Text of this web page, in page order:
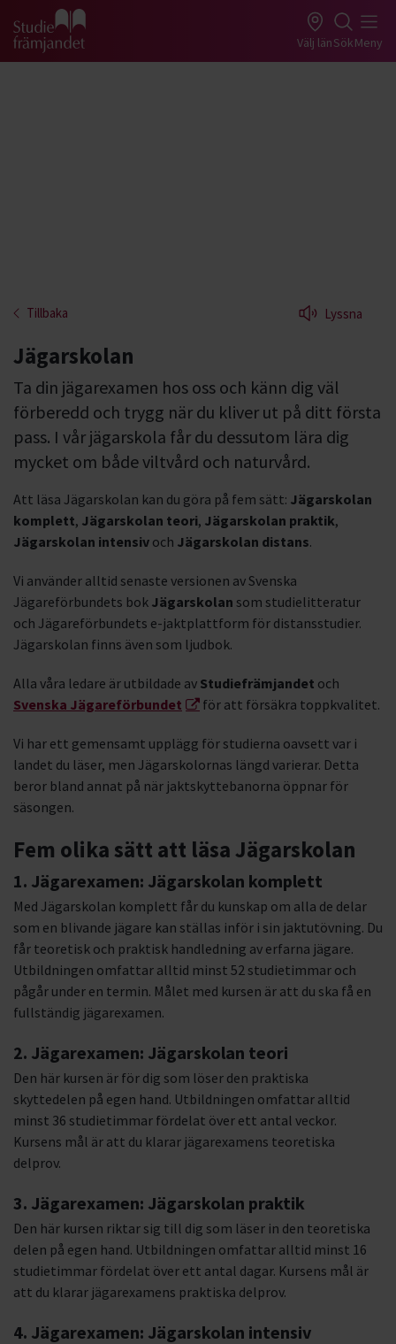
Gå till studiefrämjandets startsida Välj länSökMeny
Tillbaka Lyssna
Jägarskolan
Ta din jägarexamen hos oss och känn dig väl
förberedd och trygg när du kliver ut på ditt första
pass. I vår jägarskola får du dessutom lära dig
mycket om både viltvård och naturvård.
Att läsa Jägarskolan kan du göra på fem sätt: Jägarskolan
komplett, Jägarskolan teori, Jägarskolan praktik,
Jägarskolan intensiv och Jägarskolan distans.
Vi använder alltid senaste versionen av Svenska
Jägareförbundets bok Jägarskolan som studielitteratur
och Jägareförbundets e-jaktplattform för distansstudier.
Jägarskolan finns även som ljudbok.
Alla våra ledare är utbildade av Studiefrämjandet och
Svenska Jägareförbundet
för att försäkra toppkvalitet.
Vi har ett gemensamt upplägg för studierna oavsett var i
landet du läser, men Jägarskolornas längd varierar. Detta
beror bland annat på när jaktskyttebanorna öppnar för
säsongen.
Fem olika sätt att läsa Jägarskolan
1. Jägarexamen: Jägarskolan komplett
Med Jägarskolan komplett får du kunskap om alla de delar
som en blivande jägare kan ställas inför i sin jaktutövning. Du
får teoretisk och praktisk handledning av erfarna jägare.
Utbildningen omfattar alltid minst 52 studietimmar och
pågår under en termin. Målet med kursen är att du ska få en
fullständig jägarexamen.
2. Jägarexamen: Jägarskolan teori
Den här kursen är för dig som löser den praktiska
skyttedelen på egen hand. Utbildningen omfattar alltid
minst 36 studietimmar fördelat över ett antal veckor.
Kursens mål är att du klarar jägarexamens teoretiska
delprov.
3. Jägarexamen: Jägarskolan praktik
Den här kursen riktar sig till dig som läser in den teoretiska
delen på egen hand. Utbildningen omfattar alltid minst 16
studietimmar fördelat över ett antal dagar. Kursens mål är
att du klarar jägarexamens praktiska delprov.
4. Jägarexamen: Jägarskolan intensiv